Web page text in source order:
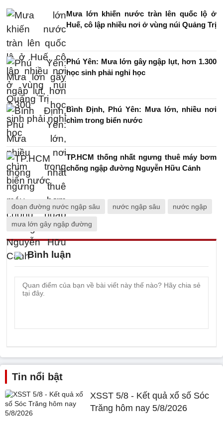
Mưa lớn khiến nước tràn lên quốc lộ ở
Huế, cô lập nhiều nơi ở vùng núi Quảng Trị
Phú Yên: Mưa lớn gây ngập lụt, hơn 1.300
học sinh phải nghỉ học
Bình Định, Phú Yên: Mưa lớn, nhiều nơi
chìm trong biển nước
TP.HCM thống nhất ngưng thuê máy bơm
chống ngập đường Nguyễn Hữu Cảnh
đoạn đường nước ngập sâu nước ngập sâu nước ngập
mưa lớn gây ngập đường
Bình luận
Tin nổi bật
XSST 5/8 - Kết quả xổ số Sóc
Trăng hôm nay 5/8/2026